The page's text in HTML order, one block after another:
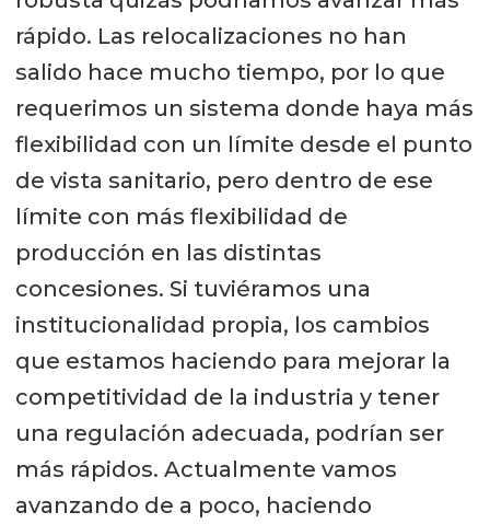
rápido. Las relocalizaciones no han
salido hace mucho tiempo, por lo que
requerimos un sistema donde haya más
flexibilidad con un límite desde el punto
de vista sanitario, pero dentro de ese
límite con más flexibilidad de
producción en las distintas
concesiones. Si tuviéramos una
institucionalidad propia, los cambios
que estamos haciendo para mejorar la
competitividad de la industria y tener
una regulación adecuada, podrían ser
más rápidos. Actualmente vamos
avanzando de a poco, haciendo